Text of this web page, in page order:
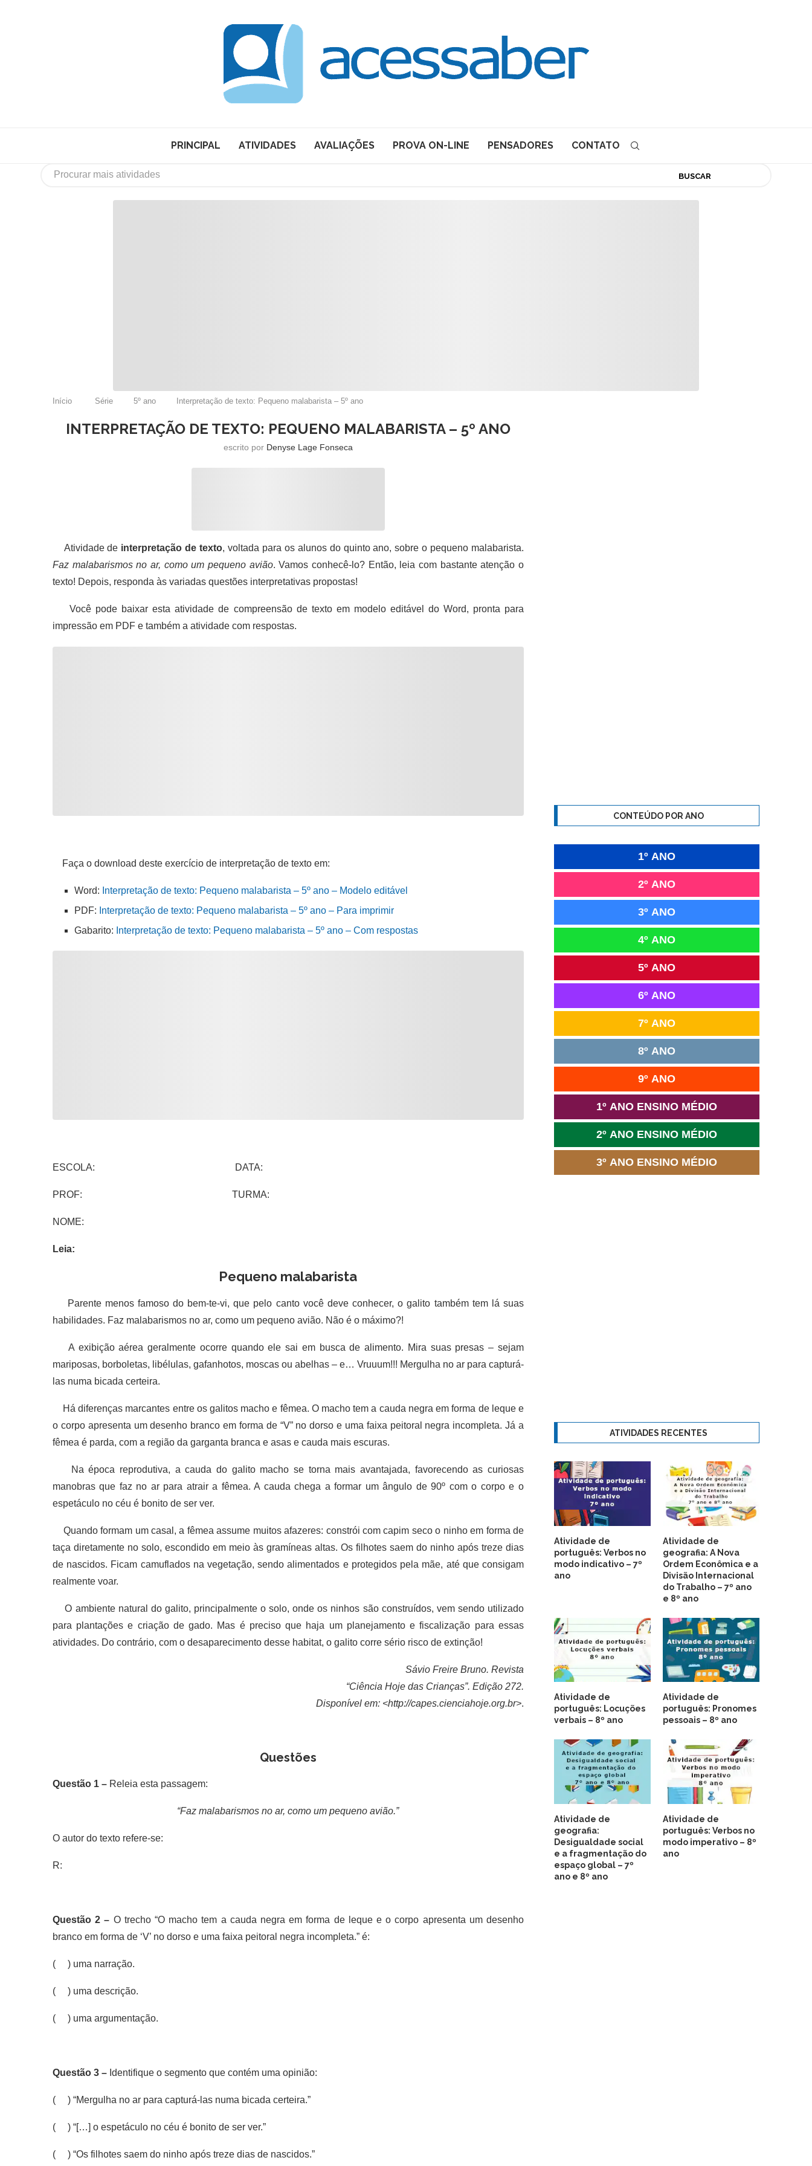
PRINCIPAL ATIVIDADES AVALIAÇÕES PROVA ON-LINE PENSADORES CONTATO
BUSCAR
Início Série 5º ano Interpretação de texto: Pequeno malabarista – 5º ano
INTERPRETAÇÃO DE TEXTO: PEQUENO MALABARISTA – 5º ANO
escrito por Denyse Lage Fonseca
Atividade de interpretação de texto, voltada para os alunos do quinto ano, sobre o pequeno malabarista.
Faz malabarismos no ar, como um pequeno avião. Vamos conhecê-lo? Então, leia com bastante atenção o
texto! Depois, responda às variadas questões interpretativas propostas!
Você pode baixar esta atividade de compreensão de texto em modelo editável do Word, pronta para
impressão em PDF e também a atividade com respostas.
Faça o download deste exercício de interpretação de texto em:
Word: Interpretação de texto: Pequeno malabarista – 5º ano – Modelo editável
PDF: Interpretação de texto: Pequeno malabarista – 5º ano – Para imprimir
Gabarito: Interpretação de texto: Pequeno malabarista – 5º ano – Com respostas
ESCOLA: DATA:
PROF: TURMA:
NOME:
Leia:
Pequeno malabarista
Parente menos famoso do bem-te-vi, que pelo canto você deve conhecer, o galito também tem lá suas
habilidades. Faz malabarismos no ar, como um pequeno avião. Não é o máximo?!
A exibição aérea geralmente ocorre quando ele sai em busca de alimento. Mira suas presas – sejam
mariposas, borboletas, libélulas, gafanhotos, moscas ou abelhas – e… Vruuum!!! Mergulha no ar para capturá-
las numa bicada certeira.
Há diferenças marcantes entre os galitos macho e fêmea. O macho tem a cauda negra em forma de leque e
o corpo apresenta um desenho branco em forma de “V” no dorso e uma faixa peitoral negra incompleta. Já a
fêmea é parda, com a região da garganta branca e asas e cauda mais escuras.
Na época reprodutiva, a cauda do galito macho se torna mais avantajada, favorecendo as curiosas
manobras que faz no ar para atrair a fêmea. A cauda chega a formar um ângulo de 90º com o corpo e o
espetáculo no céu é bonito de ser ver.
Quando formam um casal, a fêmea assume muitos afazeres: constrói com capim seco o ninho em forma de
taça diretamente no solo, escondido em meio às gramíneas altas. Os filhotes saem do ninho após treze dias
de nascidos. Ficam camuflados na vegetação, sendo alimentados e protegidos pela mãe, até que consigam
realmente voar.
O ambiente natural do galito, principalmente o solo, onde os ninhos são construídos, vem sendo utilizado
para plantações e criação de gado. Mas é preciso que haja um planejamento e fiscalização para essas
atividades. Do contrário, com o desaparecimento desse habitat, o galito corre sério risco de extinção!
Sávio Freire Bruno. Revista
“Ciência Hoje das Crianças”. Edição 272.
Disponível em: <http://capes.cienciahoje.org.br>.
Questões
Questão 1 – Releia esta passagem:
“Faz malabarismos no ar, como um pequeno avião.”
O autor do texto refere-se:
R:
Questão 2 – O trecho “O macho tem a cauda negra em forma de leque e o corpo apresenta um desenho
branco em forma de ‘V’ no dorso e uma faixa peitoral negra incompleta.” é:
( ) uma narração.
( ) uma descrição.
( ) uma argumentação.
Questão 3 – Identifique o segmento que contém uma opinião:
( ) “Mergulha no ar para capturá-las numa bicada certeira.”
( ) “[…] o espetáculo no céu é bonito de ser ver.”
( ) “Os filhotes saem do ninho após treze dias de nascidos.”
CONTEÚDO POR ANO
1º ANO
2º ANO
3º ANO
4º ANO
5º ANO
6º ANO
7º ANO
8º ANO
9º ANO
1º ANO ENSINO MÉDIO
2º ANO ENSINO MÉDIO
3º ANO ENSINO MÉDIO
ATIVIDADES RECENTES
Atividade de
português: Verbos no
modo indicativo – 7º
ano
Atividade de
geografia: A Nova
Ordem Econômica e a
Divisão Internacional
do Trabalho – 7º ano
e 8º ano
Atividade de
português: Locuções
verbais – 8º ano
Atividade de
português: Pronomes
pessoais – 8º ano
Atividade de
geografia:
Desigualdade social
e a fragmentação do
espaço global – 7º
ano e 8º ano
Atividade de
português: Verbos no
modo imperativo – 8º
ano